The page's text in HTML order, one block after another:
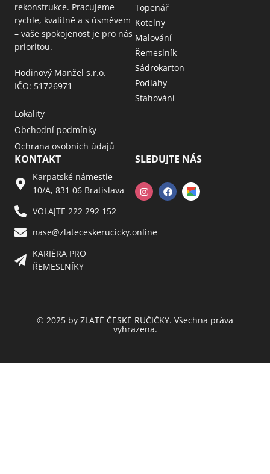
rekonstrukce. Pracujeme
rychle, kvalitně a s úsměvem
– vaše spokojenost je pro nás
prioritou.
Hodinový Manžel s.r.o.
IČO: 51726971
Lokality
Obchodní podmínky
Ochrana osobních údajů
Topenář
Kotelny
Malování
Řemeslník
Sádrokarton
Podlahy
Stahování
KONTAKT
Karpatské námestie
10/A, 831 06 Bratislava
VOLAJTE 222 292 152
nase@zlateceskerucicky.online
KARIÉRA PRO
ŘEMESLNÍKY
SLEDUJTE NÁS
© 2025 by ZLATÉ ČESKÉ RUČIČKY. Všechna práva
vyhrazena.